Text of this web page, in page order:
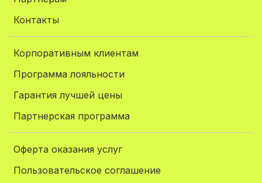
Контакты
Корпоративным клиентам
Программа лояльности
Гарантия лучшей цены
Партнерская программа
Оферта оказания услуг
Пользовательское соглашение